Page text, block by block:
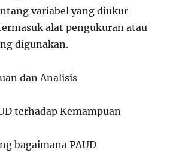
variabel yang diukur
alat pengukuran atau
digunakan.
dan Analisis
terhadap Kemampuan
bagaimana PAUD